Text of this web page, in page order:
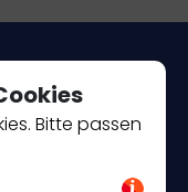
Bitte passen